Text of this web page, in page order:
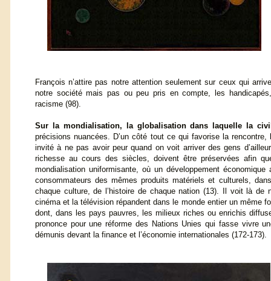
François n’attire pas notre attention seulement sur ceux qui
notre société mais pas ou peu pris en compte, les
racisme (98).
Sur la mondialisation, la globalisation dans laquelle la
précisions nuancées. D’un côté tout ce qui favorise la
invité à ne pas avoir peur quand on voit arriver des gens
richesse au cours des siècles, doivent être préservées afin
mondialisation uniformisante, où un développement
consommateurs des mêmes produits matériels et culturels,
chaque culture, de l’histoire de chaque nation (13). Il voit là
cinéma et la télévision répandent dans le monde entier un même
dont, dans les pays pauvres, les milieux riches ou enrichis
prononce pour une réforme des Nations Unies qui fasse vivre
démunis devant la finance et l’économie internationales (172-173).